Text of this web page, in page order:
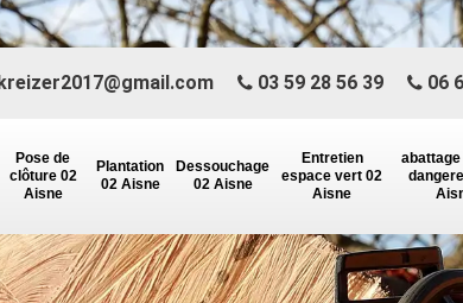
Pose de
clôture 02
Aisne
Plantation
02 Aisne
Dessouchage
02 Aisne
Entretien
espace vert 02
Aisne
03 59 28 56 39 06